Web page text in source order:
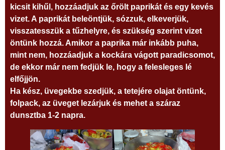
kicsit kihűl, hozzáadjuk az őrölt paprikát és egy kevés
vizet. A paprikát beleöntjük, sózzuk, elkeverjük,
visszatesszük a tűzhelyre, és szükség szerint vizet
öntünk hozzá. Amikor a paprika már inkább puha,
mint nem, hozzáadjuk a kockára vágott paradicsomot,
de ekkor már nem fedjük le, hogy a felesleges lé
elfőjjön.
Ha kész, üvegekbe szedjük, a tetejére olajat öntünk,
folpack, az üveget lezárjuk és mehet a száraz
dunsztba 1-2 napra.